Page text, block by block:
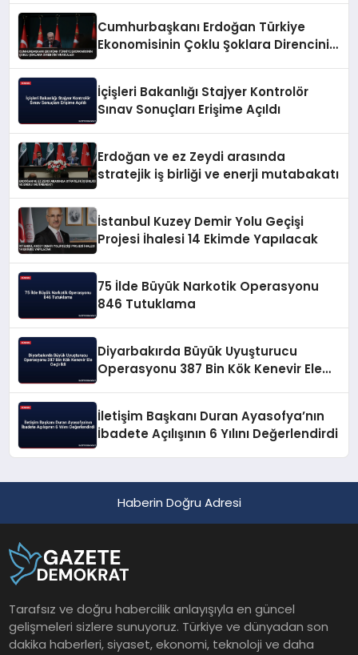
Cumhurbaşkanı Erdoğan Türkiye
Ekonomisinin Çoklu Şoklara Direncini
İçişleri Bakanlığı Stajyer Kontrolör
Sınav Sonuçları Erişime Açıldı
Erdoğan ve ez Zeydi arasında
stratejik iş birliği ve enerji mutabakatı
İstanbul Kuzey Demir Yolu Geçişi
Projesi İhalesi 14 Ekimde Yapılacak
75 İlde Büyük Narkotik Operasyonu
846 Tutuklama
Diyarbakırda Büyük Uyuşturucu
Operasyonu 387 Bin Kök Kenevir Ele
İletişim Başkanı Duran Ayasofya’nın
İbadete Açılışının 6 Yılını Değerlendirdi
Haberin Doğru Adresi
Tarafsız ve doğru habercilik anlayışıyla en güncel
gelişmeleri sizlere sunuyoruz. Türkiye ve dünyadan son
dakika haberleri, siyaset, ekonomi, teknoloji ve daha